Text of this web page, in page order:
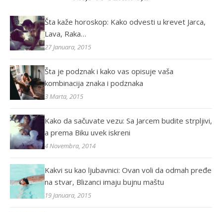
Šta kaže horoskop: Kako odvesti u krevet Jarca,
Lava, Raka…
27 Januara, 2015
Šta je podznak i kako vas opisuje vaša
kombinacija znaka i podznaka
3 Marta, 2015
Kako da sačuvate vezu: Sa Jarcem budite strpljivi,
a prema Biku uvek iskreni
4 Novembra, 2014
Kakvi su kao ljubavnici: Ovan voli da odmah pređe
na stvar, Blizanci imaju bujnu maštu
19 Januara, 2015